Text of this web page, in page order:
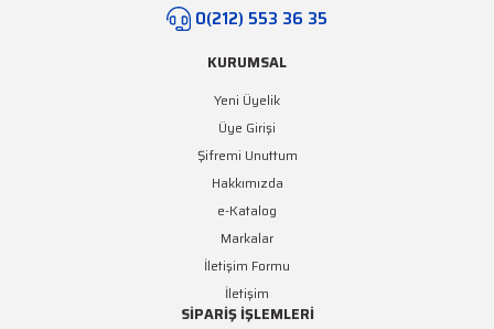
0(212) 553 36 35
KURUMSAL
Yeni Üyelik
Üye Girişi
Şifremi Unuttum
Hakkımızda
e-Katalog
Markalar
İletişim Formu
İletişim
SİPARİŞ İŞLEMLERİ